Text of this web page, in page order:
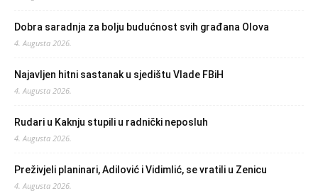
Dobra saradnja za bolju budućnost svih građana Olova
4. Augusta 2026.
Najavljen hitni sastanak u sjedištu Vlade FBiH
4. Augusta 2026.
Rudari u Kaknju stupili u radnički neposluh
4. Augusta 2026.
Preživjeli planinari, Adilović i Vidimlić, se vratili u Zenicu
4. Augusta 2026.